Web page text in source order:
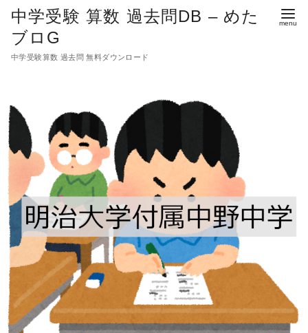
テ
ン
ツ
へ
移
動
中学受験 算数 過去問DB – めた
ブロG
中学受験算数 過去問 無料ダウンロード